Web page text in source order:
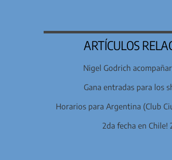
ARTÍCULOS
Nigel Godrich
Gana entradas para los
Horarios para Argentina (Club
2da fecha en Chile!